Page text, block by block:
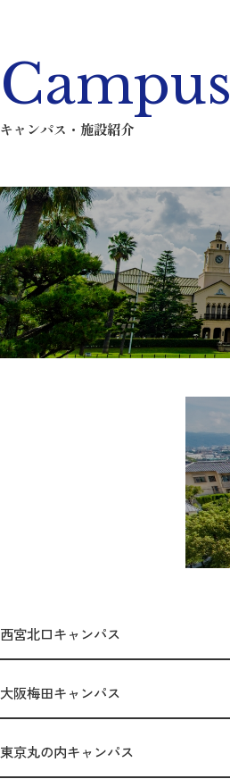
Campus
キャンパス・施設紹介
西宮北口キャンパス
大阪梅田キャンパス
東京丸の内キャンパス